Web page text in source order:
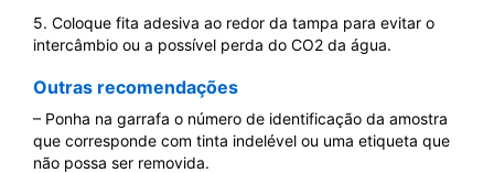
5. Coloque fita adesiva ao redor da tampa para evitar o
intercâmbio ou a possível perda do CO2 da água.
Outras recomendações
– Ponha na garrafa o número de identificação da amostra
que corresponde com tinta indelével ou uma etiqueta que
não possa ser removida.